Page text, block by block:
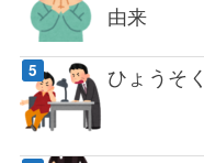
由来
ひょうそ